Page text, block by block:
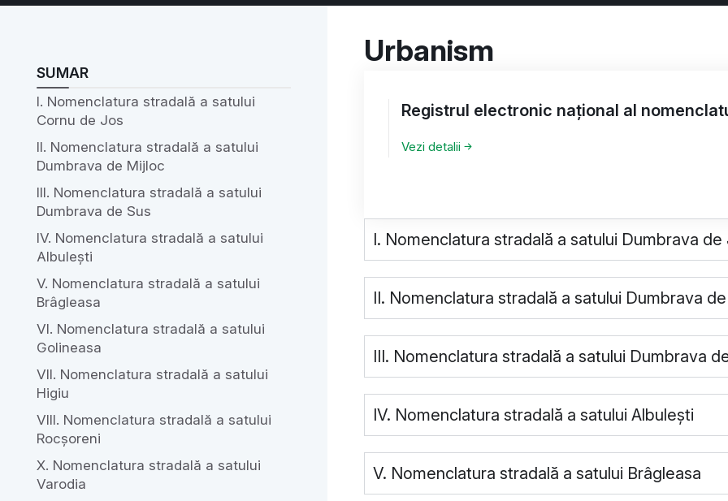
SUMAR
I. Nomenclatura stradală a satului
Cornu de Jos
II. Nomenclatura stradală a satului
Dumbrava de Mijloc
III. Nomenclatura stradală a satului
Dumbrava de Sus
IV. Nomenclatura stradală a satului
Albulești
V. Nomenclatura stradală a satului
Brâgleasa
VI. Nomenclatura stradală a satului
Golineasa
VII. Nomenclatura stradală a satului
Higiu
VIII. Nomenclatura stradală a satului
Rocșoreni
X. Nomenclatura stradală a satului
Varodia
Urbanism
Registrul electronic național al
Vezi detalii
I. Nomenclatura stradală a satului Dumbrava de
II. Nomenclatura stradală a satului Dumbrava
III. Nomenclatura stradală a satului Dumbrava
IV. Nomenclatura stradală a satului Albulești
V. Nomenclatura stradală a satului Brâgleasa